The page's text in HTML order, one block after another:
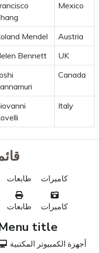
Mexico
Mendel
Austria
Bennett
UK
Canada
Italy
title
أجهزة الكمبيوتر المكتبية
طابعات كاميرات
طابعات كاميرات